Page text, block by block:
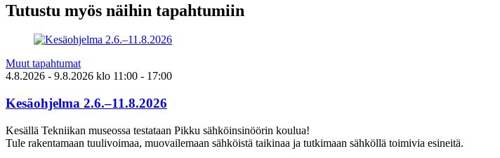
Tutustu myös näihin tapahtumiin
Muut tapahtumat
4.8.2026 - 9.8.2026 klo 11:00 - 17:00
Kesäohjelma 2.6.–11.8.2026
Kesällä Tekniikan museossa testataan Pikku sähköinsinöörin koulua!
Tule rakentamaan tuulivoimaa, muovailemaan sähköistä taikinaa ja tutkimaan sähköllä toimivia esineitä.